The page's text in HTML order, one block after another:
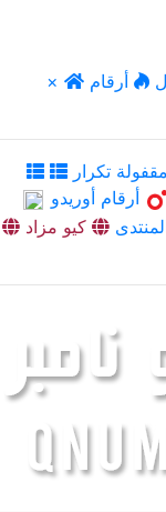
×
أرقام
تكرار
أرقام أوريدو
كيو مزاد